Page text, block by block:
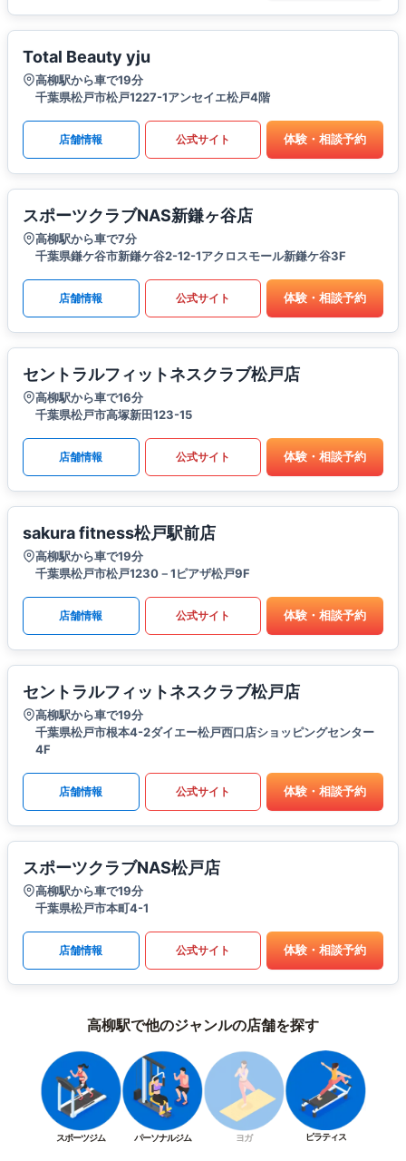
Total Beauty yju
高柳駅から車で19分
千葉県松戸市松戸1227-1アンセイエ松戸4階
店舗情報 公式サイト 体験・相談予約
スポーツクラブNAS新鎌ヶ谷店
高柳駅から車で7分
千葉県鎌ケ谷市新鎌ケ谷2-12-1アクロスモール新鎌ケ谷3F
店舗情報 公式サイト 体験・相談予約
セントラルフィットネスクラブ松戸店
高柳駅から車で16分
千葉県松戸市高塚新田123-15
店舗情報 公式サイト 体験・相談予約
sakura fitness松戸駅前店
高柳駅から車で19分
千葉県松戸市松戸1230－1ピアザ松戸9F
店舗情報 公式サイト 体験・相談予約
セントラルフィットネスクラブ松戸店
高柳駅から車で19分
千葉県松戸市根本4-2ダイエー松戸西口店ショッピングセンター
4F
店舗情報 公式サイト 体験・相談予約
スポーツクラブNAS松戸店
高柳駅から車で19分
千葉県松戸市本町4-1
店舗情報 公式サイト 体験・相談予約
高柳駅で他のジャンルの店舗を探す
スポーツジム パーソナルジム ヨガ ピラティス